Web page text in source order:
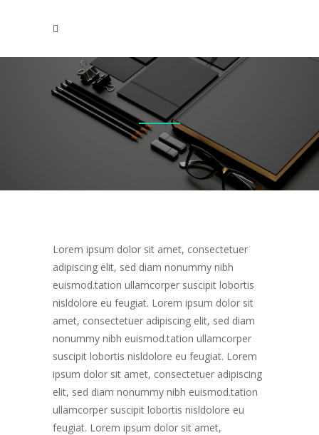
Lorem ipsum dolor sit amet, consectetuer
adipiscing elit, sed diam nonummy nibh
euismod.tation ullamcorper suscipit lobortis
nisldolore eu feugiat. Lorem ipsum dolor sit
amet, consectetuer adipiscing elit, sed diam
nonummy nibh euismod.tation ullamcorper
suscipit lobortis nisldolore eu feugiat. Lorem
ipsum dolor sit amet, consectetuer adipiscing
elit, sed diam nonummy nibh euismod.tation
ullamcorper suscipit lobortis nisldolore eu
feugiat. Lorem ipsum dolor sit amet,